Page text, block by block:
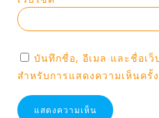
บันทึกชื่อ, อีเมล และชื่อเ
สำหรับการแสดงความเห็นครั้